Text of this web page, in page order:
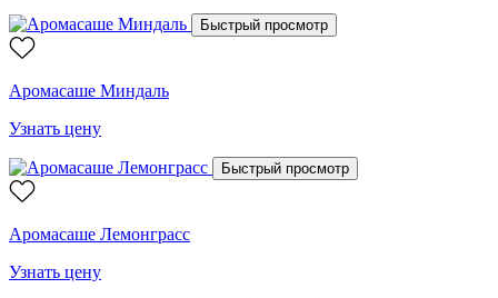
Быстрый просмотр
Аромасаше Миндаль
Узнать цену
Быстрый просмотр
Аромасаше Лемонграсс
Узнать цену